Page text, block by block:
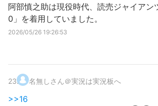
阿部慎之助は現役時代、読売ジャイアン
0」を着用していました。
2026/05/26 19:26:53
23. 名無しさん＠実況は実況板へ
>>16